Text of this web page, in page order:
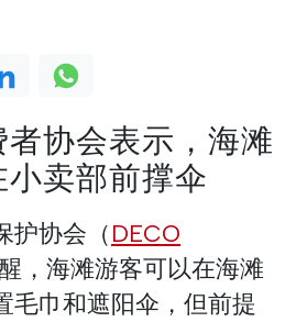
协会表示，海滩
卖部前撑伞
护协会（DECO
，海滩游客可以在海滩
毛巾和遮阳伞，但前提